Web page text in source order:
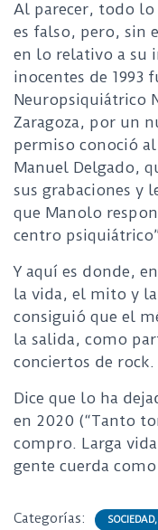
Al parecer, todo lo
es falso, pero, sin
en lo relativo a su
inocentes de 1993
Neuropsiquiátrico
Zaragoza, por un
permiso conoció
Manuel Delgado,
sus grabaciones y
que Manolo
centro
Y aquí es donde,
la vida, el mito y
consiguió que el
la salida, como
conciertos de rock.
Dice que lo ha
en 2020 (“Tanto
compro. Larga
gente cuerda
Categorías: